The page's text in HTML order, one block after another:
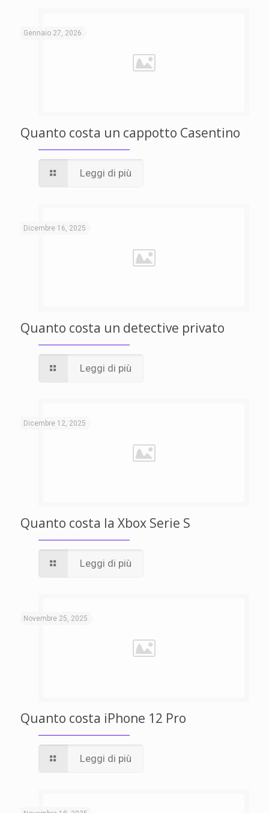
Gennaio 27, 2026
Quanto costa un cappotto Casentino
Leggi di più
Dicembre 16, 2025
Quanto costa un detective privato
Leggi di più
Dicembre 12, 2025
Quanto costa la Xbox Serie S
Leggi di più
Novembre 25, 2025
Quanto costa iPhone 12 Pro
Leggi di più